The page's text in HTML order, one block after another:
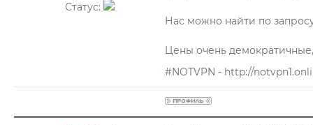
Статус:
Нас можно найти по
Цены очень
#NOTVPN - http://